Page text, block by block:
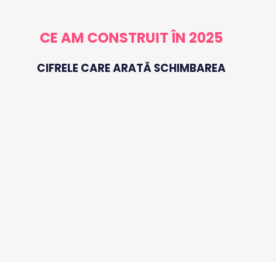
CE AM CONSTRUIT ÎN 2025
CIFRELE CARE ARATĂ SCHIMBAREA